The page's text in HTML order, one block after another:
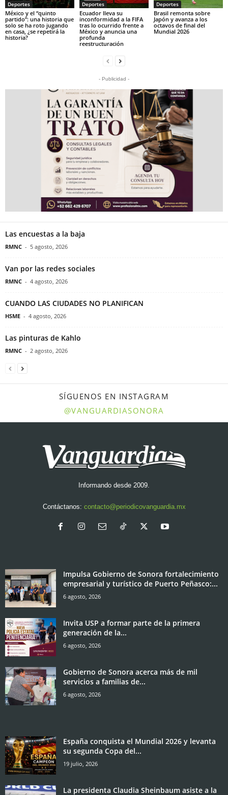
Deportes
México y el “quinto
partido”: una historia que
solo se ha roto jugando
en casa, ¿se repetirá la
historia?
Deportes
Ecuador lleva su
inconformidad a la FIFA
tras lo ocurrido frente a
México y anuncia una
profunda
reestructuración
Deportes
Brasil remonta sobre
Japón y avanza a los
octavos de final del
Mundial 2026
- Publicidad -
Las encuestas a la baja
RMNC - 5 agosto, 2026
Van por las redes sociales
RMNC - 4 agosto, 2026
CUANDO LAS CIUDADES NO PLANIFICAN
HSME - 4 agosto, 2026
Las pinturas de Kahlo
RMNC - 2 agosto, 2026
SÍGUENOS EN INSTAGRAM
@VANGUARDIASONORA
Informando desde 2009.
Contáctanos: contacto@periodicovanguardia.mx
Impulsa Gobierno de Sonora fortalecimiento
empresarial y turístico de Puerto Peñasco:...
6 agosto, 2026
Invita USP a formar parte de la primera
generación de la...
6 agosto, 2026
Gobierno de Sonora acerca más de mil
servicios a familias de...
6 agosto, 2026
España conquista el Mundial 2026 y levanta
su segunda Copa del...
19 julio, 2026
La presidenta Claudia Sheinbaum asiste a la